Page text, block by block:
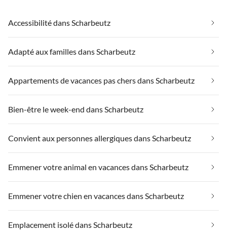
Accessibilité dans Scharbeutz
Adapté aux familles dans Scharbeutz
Appartements de vacances pas chers dans Scharbeutz
Bien-être le week-end dans Scharbeutz
Convient aux personnes allergiques dans Scharbeutz
Emmener votre animal en vacances dans Scharbeutz
Emmener votre chien en vacances dans Scharbeutz
Emplacement isolé dans Scharbeutz